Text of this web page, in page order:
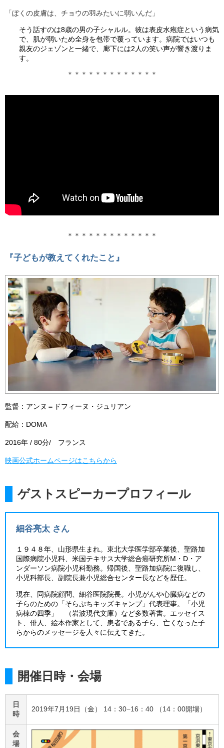
「ぼくの皮膚は、チョウの羽みたいに弱いんだ」
そう話すのは8歳の男の子シャルル。彼は表皮水疱症という病気
で、肌が弱いため全身を包帯で覆っています。病院ではいつも
親友のジェゾンと一緒で、廊下には2人の笑い声が響き渡りま
す。
＊＊＊＊＊＊＊＊＊＊＊＊＊
＊＊＊＊＊＊＊＊＊＊＊＊＊
『子どもが教えてくれたこと』
監督：アンヌ＝ドフィーヌ・ジュリアン
配給：DOMA
2016年 / 80分/ フランス
映画公式ホームページはこちらから
ゲストスピーカープロフィール
細谷亮太 さん
１９４８年、山形県生まれ。東北大学医学部卒業後、聖路加
国際病院小児科、米国テキサス大学総合癌研究所M・D・ア
ンダーソン病院小児科勤務。帰国後、聖路加病院に復職し、
小児科部長、副院長兼小児総合センター長などを歴任。
現在、同病院顧問、細谷医院院長。小児がんや心臓病などの
子らのための「そらぷちキッズキャンプ」代表理事。「小児
病棟の四季」 （岩波現代文庫）など多数著書。エッセイス
ト、俳人、絵本作家として、患者である子ら、亡くなった子
らからのメッセージを人々に伝えてきた。
開催日時・会場
日
時
2019年7月19日（金） 14：30−16：40 （14：00開場）
会
場